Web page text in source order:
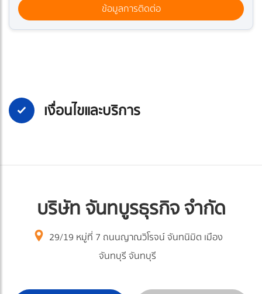
ข้อมูลการติดต่อ
เงื่อนไขและบริการ
บริษัท จันทบูรธุรกิจ จำกัด
29/19 หมู่ที่ 7 ถนนญาณวิโรจน์ จันทนิมิต เมือง
จันทบุรี จันทบุรี